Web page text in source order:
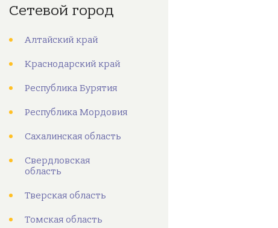
Сетевой город
Алтайский край
Краснодарский край
Республика Бурятия
Республика Мордовия
Сахалинская область
Свердловская
область
Тверская область
Томская область